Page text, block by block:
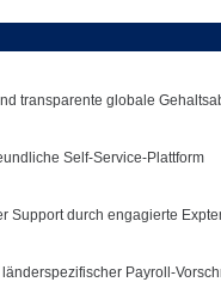
transparente globale
Self-Service-Plattform
Support durch engagierte
Payroll-